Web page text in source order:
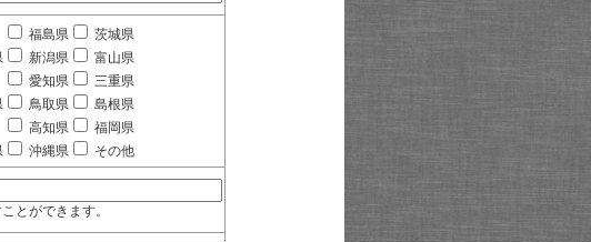
福島県
茨城県
新潟県
富山県
愛知県
三重県
鳥取県
島根県
高知県
福岡県
沖縄県 その他
とができます。